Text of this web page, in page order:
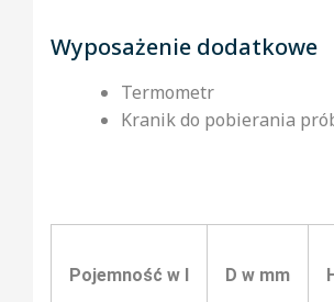
Wyposażenie dodatkowe
Termometr
Kranik do pobierania
Pojemność w l D w mm